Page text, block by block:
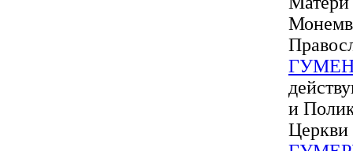
и
Церкви